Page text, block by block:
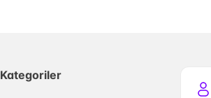
Kategoriler